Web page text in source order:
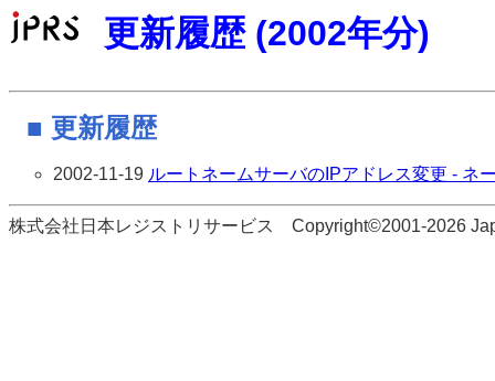
更新履歴 (2002年分)
■ 更新履歴
2002-11-19 ルートネームサーバのIPアドレス変更 - ネ
株式会社日本レジストリサービス Copyright©2001-2026